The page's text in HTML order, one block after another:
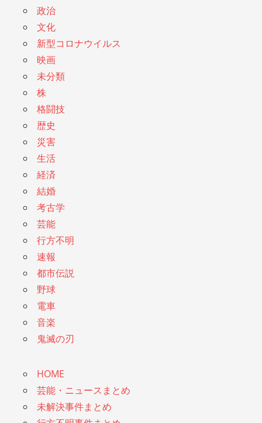
政治
文化
新型コロナウイルス
映画
未分類
株
格闘技
歴史
災害
生活
経済
結婚
考古学
芸能
行方不明
速報
都市伝説
野球
電車
音楽
鬼滅の刃
HOME
芸能・ニュースまとめ
未解決事件まとめ